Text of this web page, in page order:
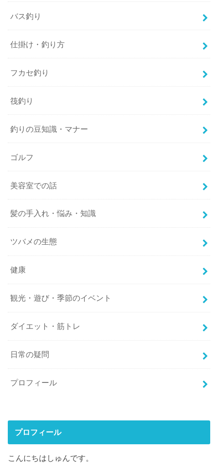
バス釣り
仕掛け・釣り方
フカセ釣り
筏釣り
釣りの豆知識・マナー
ゴルフ
美容室での話
髪の手入れ・悩み・知識
ツバメの生態
健康
観光・遊び・季節のイベント
ダイエット・筋トレ
日常の疑問
プロフィール
プロフィール
こんにちはしゅんです。